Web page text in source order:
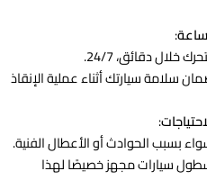
:
دقائق، 24/7.
سلامة سيارتك أثناء عملية الإنقاذ
:
بسبب الحوادث أو الأعطال الفنية.
سيارات مجهز خصيصًا لهذا